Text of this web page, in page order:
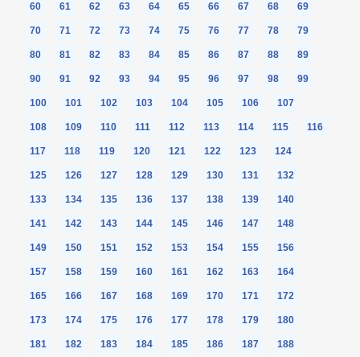
60 61 62 63 64 65 66 67 68 69
70 71 72 73 74 75 76 77 78 79
80 81 82 83 84 85 86 87 88 89
90 91 92 93 94 95 96 97 98 99
100 101 102 103 104 105 106 107
108 109 110 111 112 113 114 115 116
117 118 119 120 121 122 123 124
125 126 127 128 129 130 131 132
133 134 135 136 137 138 139 140
141 142 143 144 145 146 147 148
149 150 151 152 153 154 155 156
157 158 159 160 161 162 163 164
165 166 167 168 169 170 171 172
173 174 175 176 177 178 179 180
181 182 183 184 185 186 187 188